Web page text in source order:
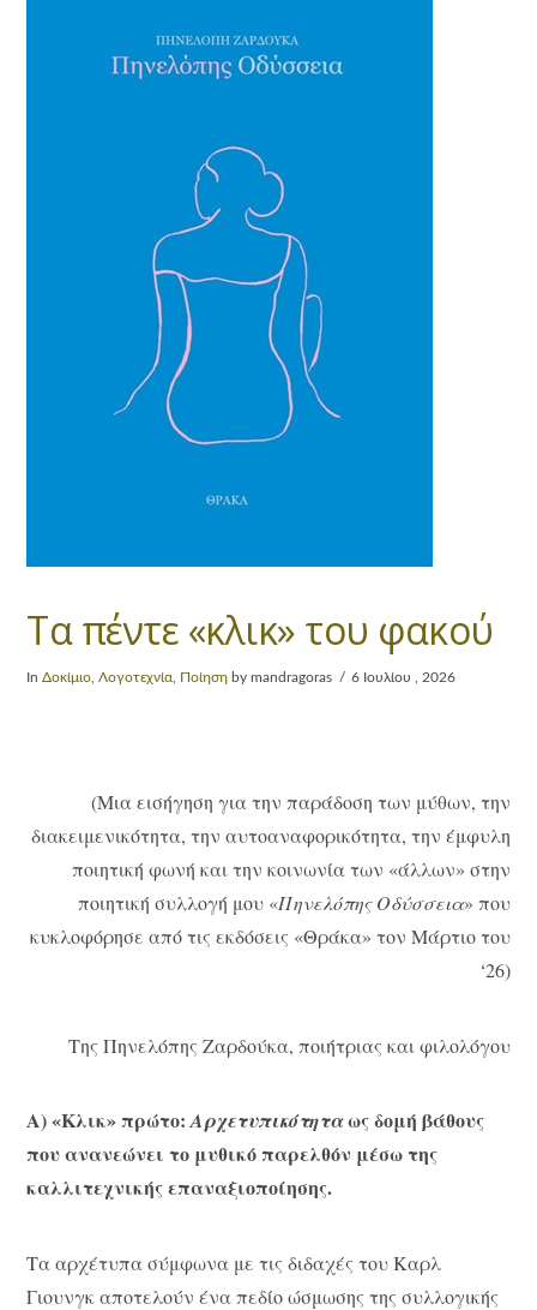
Τα πέντε «κλικ» του φακού
InΔοκίμιο ,Λογοτεχνία Ποίηση by mandragoras 6 Ιουλίου , 2026
(Μια εισήγηση για την παράδοση των μύθων, την
διακειμενικότητα, την αυτοαναφορικότητα, την έμφυλη
ποιητική φωνή και την κοινωνία των «άλλων» στην
ποιητική συλλογή μου «Πηνελόπης Οδύσσεια» που
κυκλοφόρησε από τις εκδόσεις «Θράκα» τον Μάρτιο του
‘26)
Της Πηνελόπης Ζαρδούκα, ποιήτριας και φιλολόγου
Α) «Κλικ» πρώτο:Αρχετυπικότηταως δομή βάθους
που ανανεώνει το μυθικό παρελθόν μέσω της
καλλιτεχνικής επαναξιοποίησης.
Τα αρχέτυπα σύμφωνα με τις διδαχές του Καρλ
Γιουνγκ αποτελούν ένα πεδίο ώσμωσης της συλλογικής